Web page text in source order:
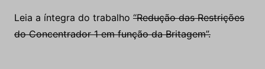
Leia a íntegra do trabalho “Redução das Restrições
do Concentrador 1 em função da Britagem”.